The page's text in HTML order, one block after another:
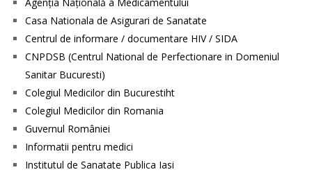
Casa Nationala de Asigurari de Sanatate
Centrul de informare / documentare HIV / SIDA
CNPDSB (Centrul National de Perfectionare in Domeniul
Sanitar Bucuresti)
Colegiul Medicilor din Bucurestiht
Colegiul Medicilor din Romania
Guvernul României
Informatii pentru medici
Institutul de Sanatate Publica Iasi